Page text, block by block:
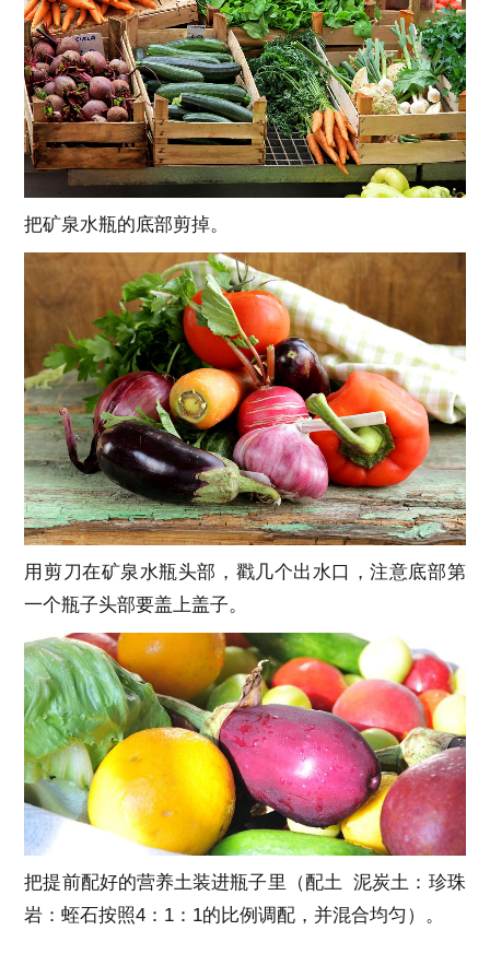
把矿泉水瓶的底部剪掉。
用剪刀在矿泉水瓶头部，戳几个出水口，注意底部第
一个瓶子头部要盖上盖子。
把提前配好的营养土装进瓶子里（配土 泥炭土：珍珠
岩：蛭石按照4：1：1的比例调配，并混合均匀）。